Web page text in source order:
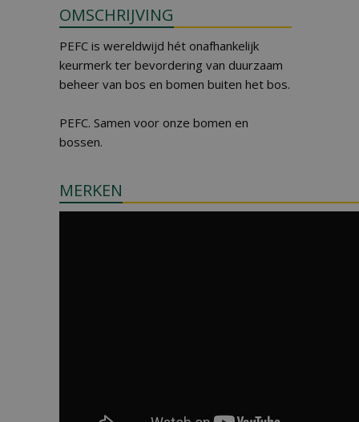
OMSCHRIJVING
PEFC is wereldwijd hét onafhankelijk
keurmerk ter bevordering van duurzaam
beheer van bos en bomen buiten het bos.
PEFC. Samen voor onze bomen en
bossen.
MERKEN